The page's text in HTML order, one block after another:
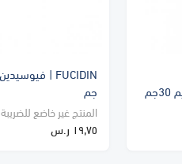
جم
المنتج غير خاضع للضريبة
١٩٫٧٥ ر.س